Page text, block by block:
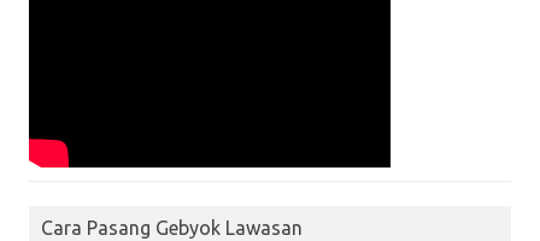
Cara Pasang Gebyok Lawasan